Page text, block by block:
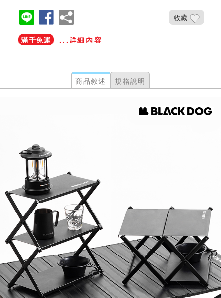
收藏
滿千免運 ...詳細內容
商品敘述 規格說明